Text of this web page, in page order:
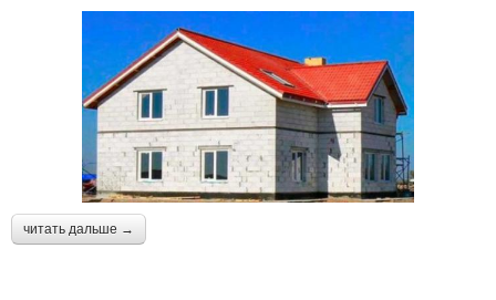
читать дальше →